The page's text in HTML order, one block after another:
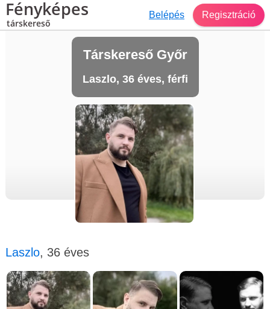
Fényképes
társkereső
Belépés Regisztráció
Társkereső Győr
Laszlo, 36 éves, férfi
Laszlo, 36 éves